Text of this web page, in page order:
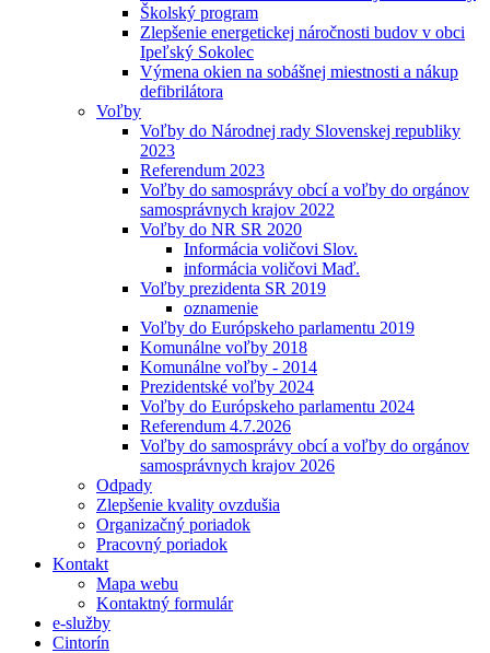
Školský program
Zlepšenie energetickej náročnosti budov v obci
Ipeľský Sokolec
Výmena okien na sobášnej miestnosti a nákup
defibrilátora
Voľby
Voľby do Národnej rady Slovenskej republiky
2023
Referendum 2023
Voľby do samosprávy obcí a voľby do orgánov
samosprávnych krajov 2022
Voľby do NR SR 2020
Informácia voličovi Slov.
informácia voličovi Maď.
Voľby prezidenta SR 2019
oznamenie
Voľby do Európskeho parlamentu 2019
Komunálne voľby 2018
Komunálne voľby - 2014
Prezidentské voľby 2024
Voľby do Európskeho parlamentu 2024
Referendum 4.7.2026
Voľby do samosprávy obcí a voľby do orgánov
samosprávnych krajov 2026
Odpady
Zlepšenie kvality ovzdušia
Organizačný poriadok
Pracovný poriadok
Kontakt
Mapa webu
Kontaktný formulár
e-služby
Cintorín